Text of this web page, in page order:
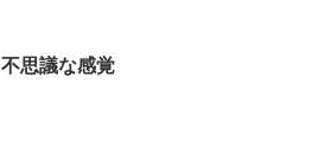
不思議な感覚